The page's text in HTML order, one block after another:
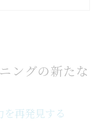
ための神奈川県の
用したクリーニン
ングの新たな
を再発見する